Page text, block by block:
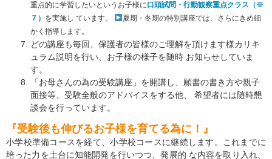
重点的に学習したいというお子様に 口頭試問・行動観察重点クラス（※
７） を実施し ています。
夏期・冬期の特別講座では、さらにきめ細
かく指導します。
どの講座も毎回、保護者の皆様のご理解を頂けます様カリキ
ュラム説明を行い、お子様の様子を随時 お知らせしていま
す。
「お母さんの為の受験講座」を開講し、願書の書き方や親子
面接等、受験全般のアドバイスをする他、 希望者には随時懇
談会を行っています。
『受験後も伸びるお子様を育てる為に！』
小学校準備コースを経て、小学校コースに継続します。これまでに
培った力を土台に知能開発を行いつつ、発展的 な内容を取り入れ、